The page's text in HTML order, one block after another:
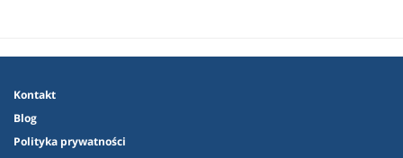
Kontakt
Blog
Polityka prywatności